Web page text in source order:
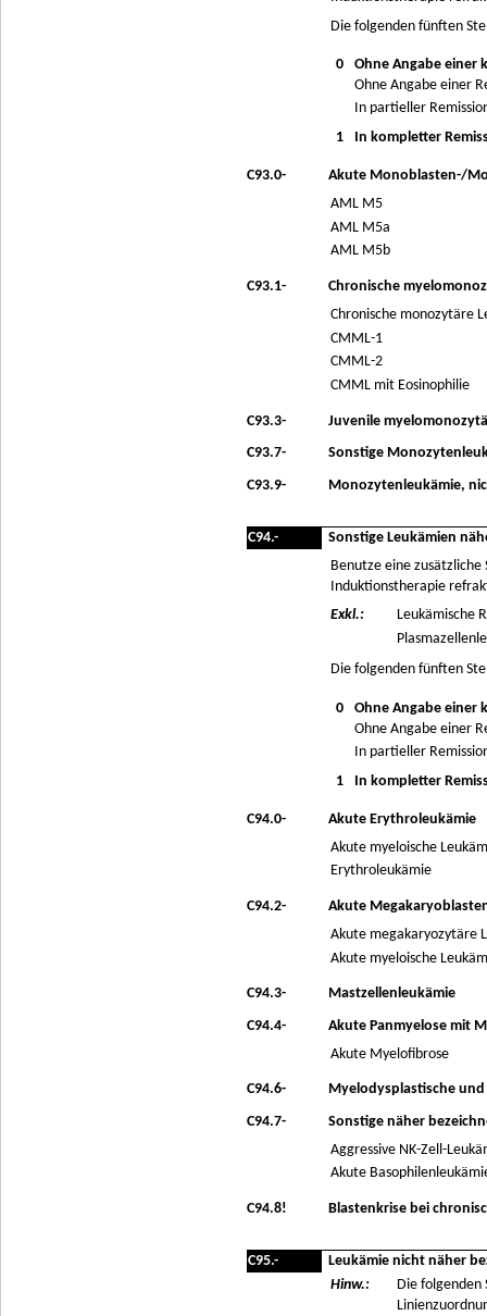
Die folgenden fünften
0
Ohne Angabe einer
Ohne Angabe einer
In partieller
1
In kompletter
C93.0-
Akute Monoblasten-/
AML M5
AML M5a
AML M5b
C93.1-
Chronische
Chronische monozytäre
CMML-1
CMML-2
CMML mit Eosinophilie
C93.3-
Juvenile
C93.7-
Sonstige
C93.9-
Monozytenleukämie,
C94.-
Sonstige Leukämien
Benutze eine zusätzliche
Induktionstherapie
Exkl.:
Leukämische
Die folgenden fünften
0
Ohne Angabe einer
Ohne Angabe einer
In partieller
1
In kompletter
C94.0-
Akute Erythroleukämie
Akute myeloische
Erythroleukämie
C94.2-
Akute
Akute megakaryozytäre
Akute myeloische
C94.3-
Mastzellenleukämie
C94.4-
Akute Panmyelose mit
Akute Myelofibrose
C94.6-
Myelodysplastische
C94.7-
Sonstige näher
Aggressive NK-Zell-
Akute
C94.8! Blastenkrise bei
C95.-
Leukämie nicht näher
Hinw.:
Die folgenden